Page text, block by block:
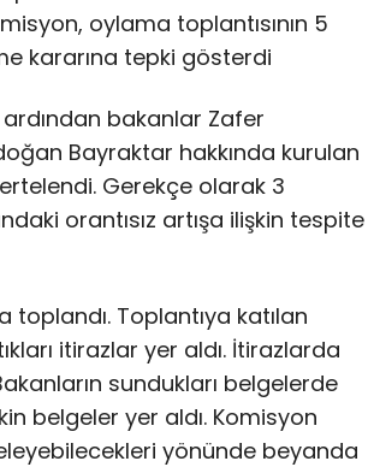
oylama toplantısının 5
kararına tepki gösterdi
ardından bakanlar Zafer
Bayraktar hakkında kurulan
Gerekçe olarak 3
orantısız artışa ilişkin tespite
toplandı. Toplantıya katılan
itirazlar yer aldı. İtirazlarda
sundukları belgelerde
belgeler yer aldı. Komisyon
yönünde beyanda